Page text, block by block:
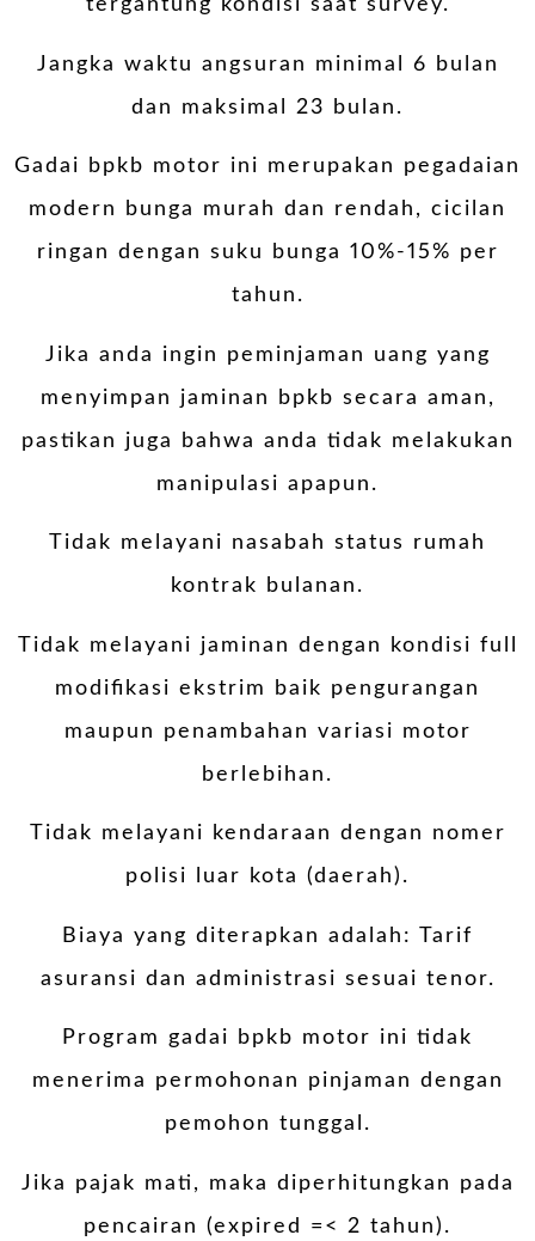
tergantung kondisi saat survey.
Jangka waktu angsuran minimal 6 bulan
dan maksimal 23 bulan.
Gadai bpkb motor ini merupakan pegadaian
modern bunga murah dan rendah, cicilan
ringan dengan suku bunga 10%-15% per
tahun.
Jika anda ingin peminjaman uang yang
menyimpan jaminan bpkb secara aman,
pastikan juga bahwa anda tidak melakukan
manipulasi apapun.
Tidak melayani nasabah status rumah
kontrak bulanan.
Tidak melayani jaminan dengan kondisi full
modifikasi ekstrim baik pengurangan
maupun penambahan variasi motor
berlebihan.
Tidak melayani kendaraan dengan nomer
polisi luar kota (daerah).
Biaya yang diterapkan adalah: Tarif
asuransi dan administrasi sesuai tenor.
Program gadai bpkb motor ini tidak
menerima permohonan pinjaman dengan
pemohon tunggal.
Jika pajak mati, maka diperhitungkan pada
pencairan (expired =< 2 tahun).